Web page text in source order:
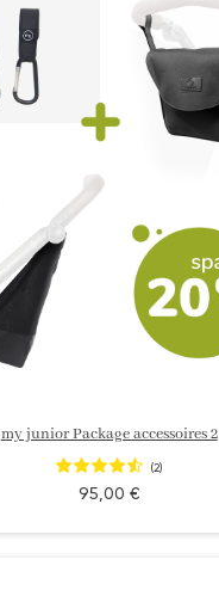
my junior Package accessoires 2
(2)
95,00 €